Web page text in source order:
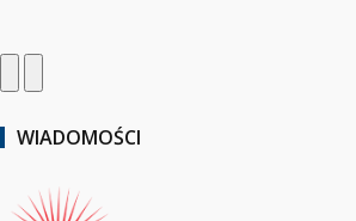
WIADOMOŚCI